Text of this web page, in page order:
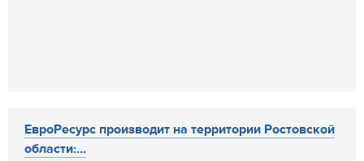
ЕвроРесурс производит на территории Ростовской
области:...